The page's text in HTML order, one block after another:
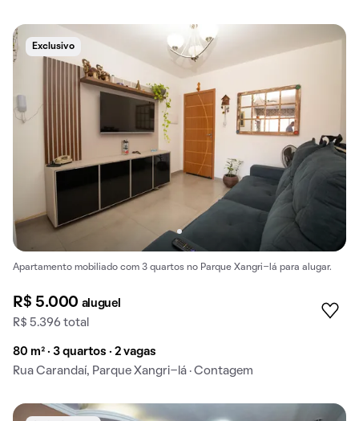
Exclusivo
Apartamento mobiliado com 3 quartos no Parque Xangri-lá para alugar.
R$ 5.000 aluguel
R$ 5.396 total
80 m² · 3 quartos · 2 vagas
Rua Carandaí, Parque Xangri-lá · Contagem